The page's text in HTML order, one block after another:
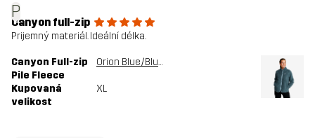
P
Canyon full-zip
Prijemný materiál. Ideální délka.
Canyon Full-zip
Pile Fleece
Orion Blue/Blue Mirage
Kupovaná
velikost
XL